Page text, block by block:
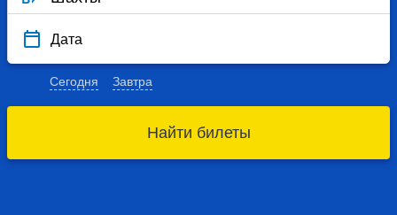
Дата
Сегодня Завтра
Найти билеты